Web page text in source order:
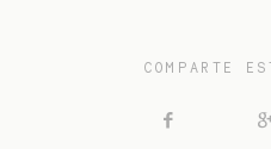
COMPARTE